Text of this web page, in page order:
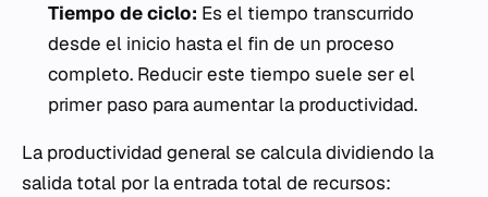
Tiempo de ciclo: Es el tiempo transcurrido
desde el inicio hasta el fin de un proceso
completo. Reducir este tiempo suele ser el
primer paso para aumentar la productividad.
La productividad general se calcula dividiendo la
salida total por la entrada total de recursos: